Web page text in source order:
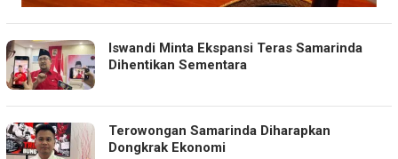
Iswandi Minta Ekspansi Teras Samarinda
Dihentikan Sementara
Terowongan Samarinda Diharapkan
Dongkrak Ekonomi